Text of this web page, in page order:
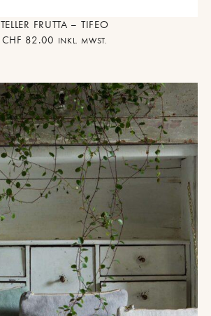
TELLER FRUTTA – TIFEO
CHF 82.00 INKL. MWST.